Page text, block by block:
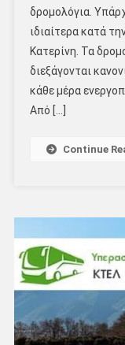
δρομολόγια.
ιδιαίτερα κατά
Κατερίνη. Τα
διεξάγονται
κάθε μέρα
Από […]
Continue